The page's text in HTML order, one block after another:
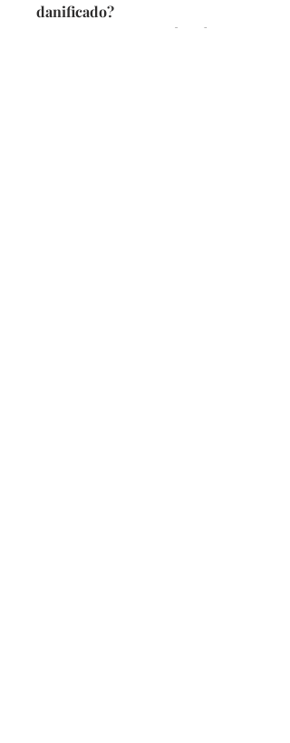
danificado?
Se por acaso seu quadro chegar